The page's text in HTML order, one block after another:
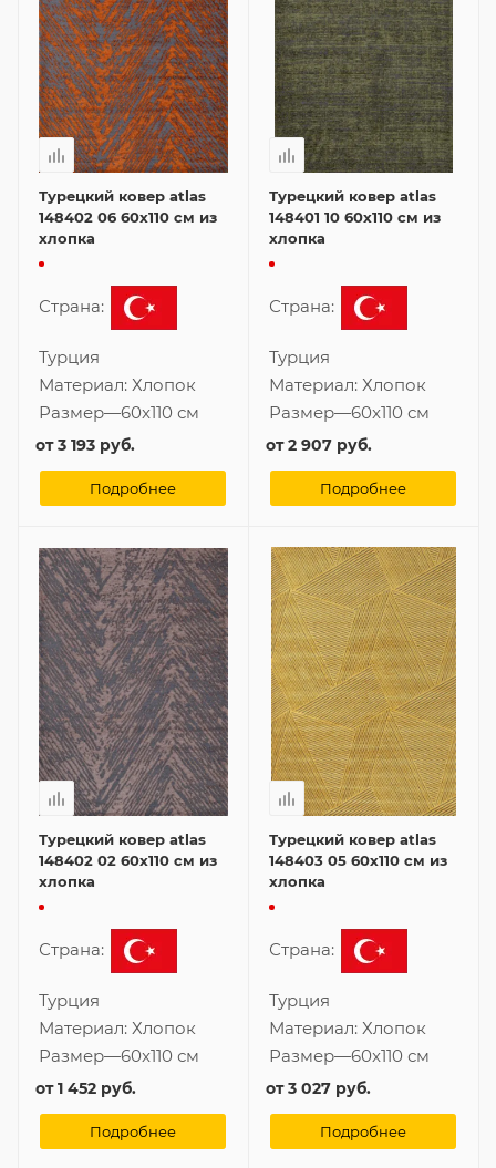
Турецкий ковер atlas
148402 06 60x110 см из
хлопка
Страна:
Турция
Материал: Хлопок
Размер—60x110 см
от3 193 руб.
Подробнее
Турецкий ковер atlas
148401 10 60x110 см из
хлопка
Страна:
Турция
Материал: Хлопок
Размер—60x110 см
от2 907 руб.
Подробнее
Турецкий ковер atlas
148402 02 60x110 см из
хлопка
Страна:
Турция
Материал: Хлопок
Размер—60x110 см
от1 452 руб.
Подробнее
Турецкий ковер atlas
148403 05 60x110 см из
хлопка
Страна:
Турция
Материал: Хлопок
Размер—60x110 см
от3 027 руб.
Подробнее